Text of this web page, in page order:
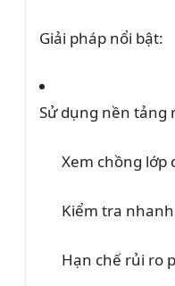
Giải pháp nổi bật:
Sử dụng nền tảng
Xem chồng lớp
Kiểm tra
Hạn chế rủi ro